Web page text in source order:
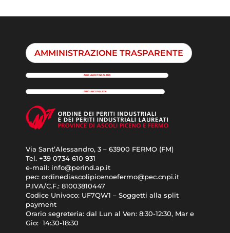
AMMINISTRAZIONE TRASPARENTE
ALBO UNICO FINO AL 2025
ALBO UNICO DAL 2026
Via Sant’Alessandro, 3 – 63900 FERMO (FM)
Tel. +39 0734 610 931
e-mail: info@perind.ap.it
pec: ordinediascolipicenoefermo@pec.cnpi.it
P.IVA/C.F.: 81003810447
Codice Univoco: UF7QW1 – Soggetti alla split
payment
Orario segreteria: dal Lun al Ven: 8:30-12:30, Mar e
Gio: 14:30-18:30